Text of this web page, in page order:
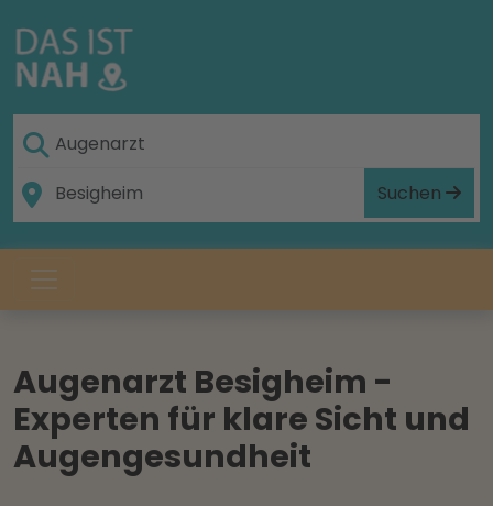
Suchen
Augenarzt Besigheim -
Experten für klare Sicht und
Augengesundheit